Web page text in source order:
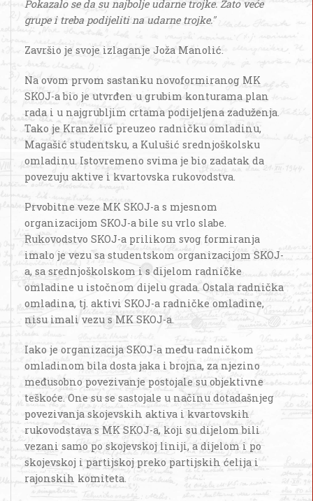
Pokazalo se da su najbolje udarne trojke. Zato veće
grupe i treba podijeliti na udarne trojke."
Završio je svoje izlaganje Joža Manolić.
Na ovom prvom sastanku novoformiranog MK
SKOJ-a bio je utvrđen u grubim konturama plan
rada i u najgrubljim crtama podijeljena zaduženja.
Tako je Kranželić preuzeo radničku omladinu,
Magašić studentsku, a Kulušić srednjoškolsku
omladinu. Istovremeno svima je bio zadatak da
povezuju aktive i kvartovska rukovodstva.
Prvobitne veze MK SKOJ-a s mjesnom
organizacijom SKOJ-a bile su vrlo slabe.
Rukovodstvo SKOJ-a prilikom svog formiranja
imalo je vezu sa studentskom organizacijom SKOJ-
a, sa srednjoškolskom i s dijelom radničke
omladine u istočnom dijelu grada. Ostala radnička
omladina, tj. aktivi SKOJ-a radničke omladine,
nisu imali vezu s MK SKOJ-a.
Iako je organizacija SKOJ-a među radničkom
omladinom bila dosta jaka i brojna, za njezino
međusobno povezivanje postojale su objektivne
teškoće. One su se sastojale u načinu dotadašnjeg
povezivanja skojevskih aktiva i kvartovskih
rukovodstava s MK SKOJ-a, koji su dijelom bili
vezani samo po skojevskoj liniji, a dijelom i po
skojevskoj i partijskoj preko partijskih ćelija i
rajonskih komiteta.